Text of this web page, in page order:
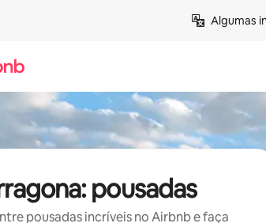
Algumas
pousadas
pousadas incríveis no Airbnb e faça